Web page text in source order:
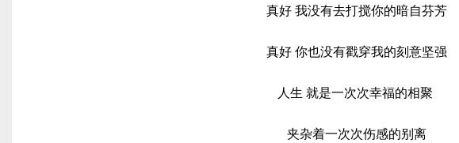
真好 我没有去打搅你的暗自芬芳
真好 你也没有戳穿我的刻意坚强
人生 就是一次次幸福的相聚
夹杂着一次次伤感的别离